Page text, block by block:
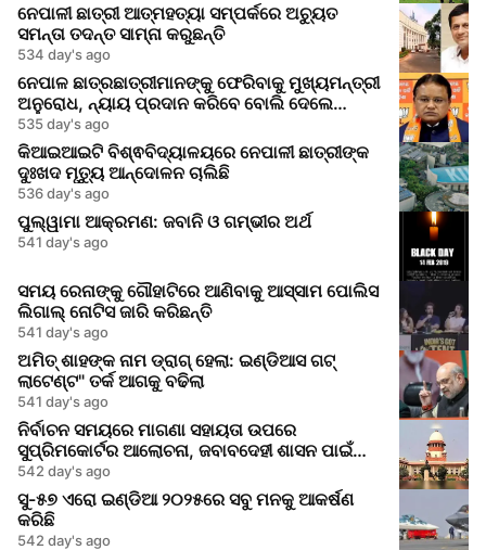
ନେପାଳୀ ଛାତ୍ରୀ ଆତ୍ମହତ୍ୟା ସମ୍ପର୍କରେ ଅଚ୍ୟୁତ
ସମନ୍ତା ତଦନ୍ତ ସାମ୍ନା କରୁଛନ୍ତି
534 day's ago
ନେପାଳ ଛାତ୍ରଛାତ୍ରୀମାନଙ୍କୁ ଫେରିବାକୁ ମୁଖ୍ୟମନ୍ତ୍ରୀ
ଅନୁରୋଧ, ନ୍ୟାୟ ପ୍ରଦାନ କରିବେ ବୋଲି ଦେଲେ
ଆଶ୍ୱାସନା
535 day's ago
କିଆଇଆଇଟି ବିଶ୍ଵବିଦ୍ୟାଳୟରେ ନେପାଳୀ ଛାତ୍ରୀଙ୍କ
ଦୁଃଖଦ ମୃତ୍ୟୁ ଆନ୍ଦୋଳନ ଚାଲିଛି
536 day's ago
ପୁଲ୍ୱାମା ଆକ୍ରମଣ: ଜବାନି ଓ ଗମ୍ଭୀର ଅର୍ଥ
541 day's ago
ସମୟ ରେନାଙ୍କୁ ଗୌହାଟିରେ ଆଣିବାକୁ ଆସ୍ସାମ ପୋଲିସ
ଲିଗାଲ୍ ନୋଟିସ ଜାରି କରିଛନ୍ତି
541 day's ago
ଅମିତ୍ ଶାହଙ୍କ ନାମ ଡ୍ରାଗ୍ ହେଲା: ଇଣ୍ଡିଆସ ଗଟ୍
ଲାଟେଣ୍ଟ" ତର୍କ ଆଗକୁ ବଢିଲା
541 day's ago
ନିର୍ବାଚନ ସମୟରେ ମାଗଣା ସହାୟତା ଉପରେ
ସୁପ୍ରିମକୋର୍ଟର ଆଲୋଚନା, ଜବାବଦେହୀ ଶାସନ ପାଇଁ
ଆହ୍ୱାନ
542 day's ago
ସୁ-୫୭ ଏରୋ ଇଣ୍ଡିଆ ୨୦୨୫ରେ ସବୁ ମନକୁ ଆକର୍ଷଣ
କରିଛି
542 day's ago